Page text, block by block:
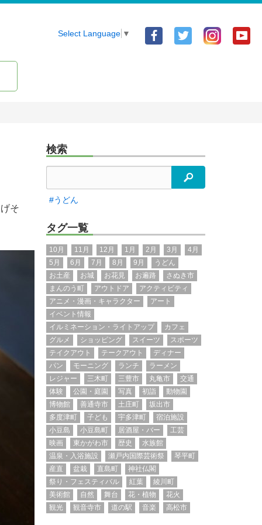
Facebook
Twitter
Select Language ▼
そ
検索
検索
#うどん
タグ一覧
10月 11月 12月 1月 2月 3月
4月
5月
6月 7月 8月 9月
うどん
お土産
お城 お花見 お遍路
さぬき市
まんのう町
アウトドア
アクティビティ
アニメ・漫画・キャラクター
アート
イベント情報
イルミネーション・ライトアップ
カフェ
グルメ
ショッピング スイーツ
スポーツ
テイクアウト
テークアウト
ディナー
パン
モーニング ランチ
ラーメン
レジャー
三木町 三豊市 丸亀市
交通
体験
公園・庭園 写真 初詣
動物園
博物館
善通寺市 土庄町
坂出市
多度津町
子ども 宇多津町
宿泊施設
小豆島
小豆島町 居酒屋・バー
工芸
映画
東かがわ市 歴史
水族館
温泉・入浴施設
瀬戸内国際芸術祭
琴平町
産直
盆栽 直島町
神社仏閣
祭り・フェスティバル
紅葉
綾川町
美術館
自然 舞台 花・植物
花火
観光
観音寺市 道の駅 音楽 高松市